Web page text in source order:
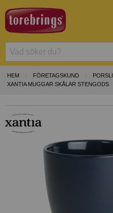
HEM FÖRETAGSKUND
XANTIA MUGGAR SKÅLAR STENGODS